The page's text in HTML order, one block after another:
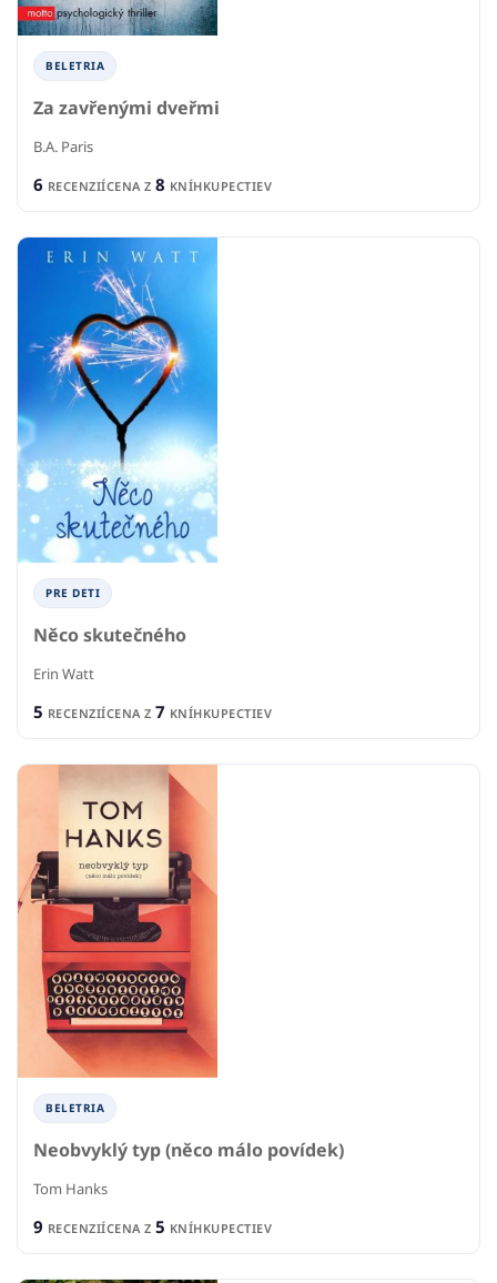
BELETRIA
Za zavřenými dveřmi
B.A. Paris
6 RECENZIÍCENA Z 8 KNÍHKUPECTIEV
PRE DETI
Něco skutečného
Erin Watt
5 RECENZIÍCENA Z 7 KNÍHKUPECTIEV
BELETRIA
Neobvyklý typ (něco málo povídek)
Tom Hanks
9 RECENZIÍCENA Z 5 KNÍHKUPECTIEV